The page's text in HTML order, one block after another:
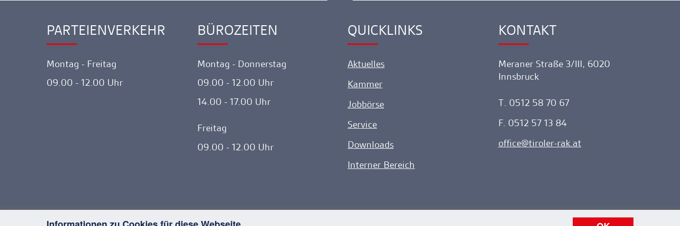
Ankerlink
PARTEIENVERKEHR
Montag - Freitag
09.00 - 12.00 Uhr
Ankerlink
BÜROZEITEN
Montag - Donnerstag
09.00 - 12.00 Uhr
14.00 - 17.00 Uhr
Freitag
09.00 - 12.00 Uhr
Ankerlink
QUICKLINKS
Aktuelles
Kammer
Jobbörse
Service
Downloads
Interner Bereich
Ankerlink
KONTAKT
Meraner Straße 3/III, 6020
Innsbruck
T. 0512 58 70 67
F. 0512 57 13 84
office
tiroler-rak.at